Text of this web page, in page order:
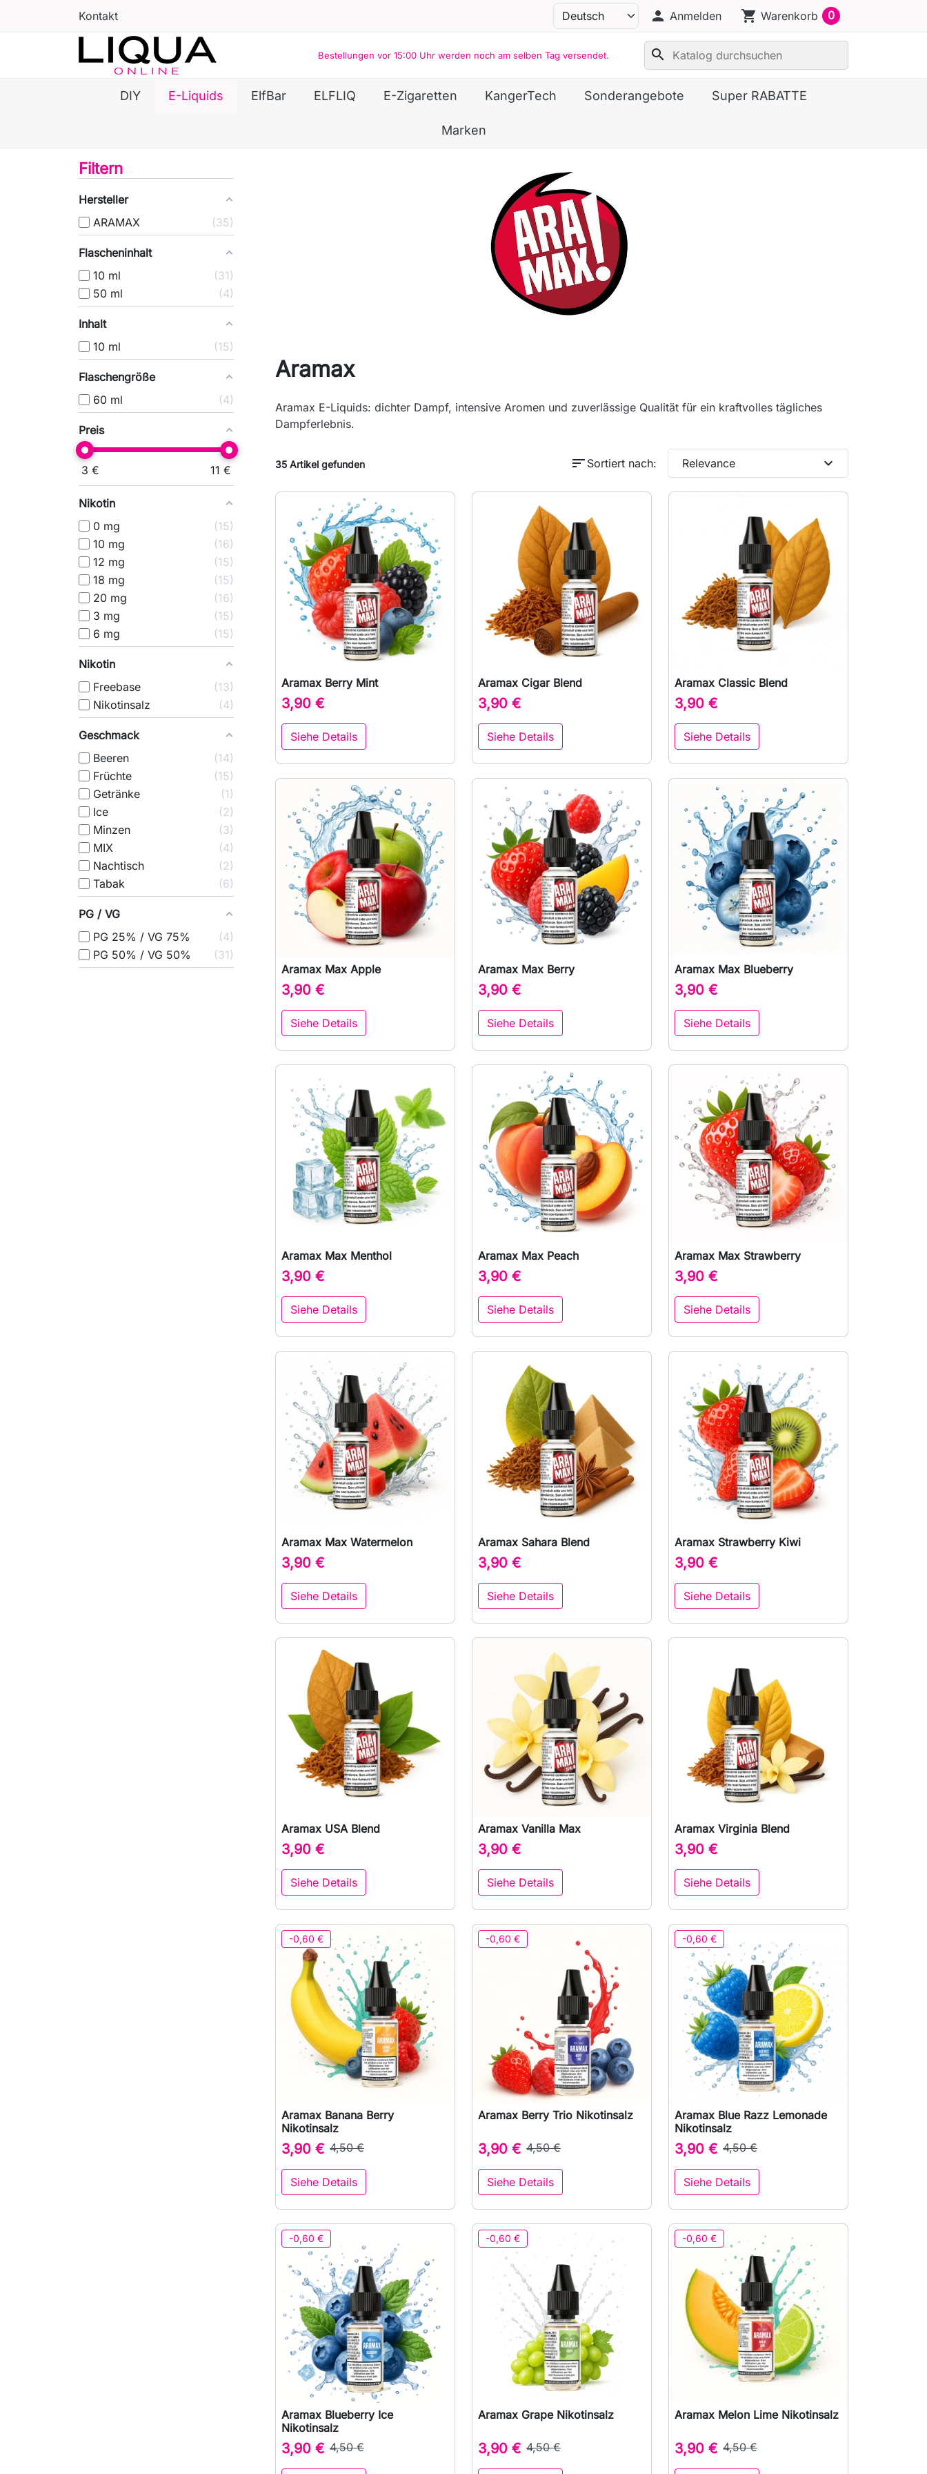
Kontakt person Anmelden shopping_cart Warenkorb 0
Bestellungen vor 15:00 Uhr werden noch am selben Tag versendet. search
DIY E-Liquids ElfBar ELFLIQ E-Zigaretten KangerTech Sonderangebote Super RABATTE
Marken
Filtern
Hersteller
ARAMAX
35
Flascheninhalt
10 ml
31
50 ml
4
Inhalt
10 ml
15
Flaschengröße
60 ml
4
Preis
3 € 11 €
Nikotin
0 mg
15
10 mg
16
12 mg
15
18 mg
15
20 mg
16
3 mg
15
6 mg
15
Nikotin
Freebase
13
Nikotinsalz
4
Geschmack
Beeren
14
Früchte
15
Getränke
1
Ice
2
Minzen
3
MIX
4
Nachtisch
2
Tabak
6
PG / VG
PG 25% / VG 75%
4
PG 50% / VG 50%
31
Aramax
Aramax E-Liquids: dichter Dampf, intensive Aromen und zuverlässige Qualität für ein kraftvolles tägliches
Dampferlebnis.
35 Artikel gefunden sort Sortiert nach: Relevance expand_more
 Vorschau
Aramax Berry Mint
3,90 €
Siehe Details
 Vorschau
Aramax Cigar Blend
3,90 €
Siehe Details
 Vorschau
Aramax Classic Blend
3,90 €
Siehe Details
 Vorschau
Aramax Max Apple
3,90 €
Siehe Details
 Vorschau
Aramax Max Berry
3,90 €
Siehe Details
 Vorschau
Aramax Max Blueberry
3,90 €
Siehe Details
 Vorschau
Aramax Max Menthol
3,90 €
Siehe Details
 Vorschau
Aramax Max Peach
3,90 €
Siehe Details
 Vorschau
Aramax Max Strawberry
3,90 €
Siehe Details
 Vorschau
Aramax Max Watermelon
3,90 €
Siehe Details
 Vorschau
Aramax Sahara Blend
3,90 €
Siehe Details
 Vorschau
Aramax Strawberry Kiwi
3,90 €
Siehe Details
 Vorschau
Aramax USA Blend
3,90 €
Siehe Details
 Vorschau
Aramax Vanilla Max
3,90 €
Siehe Details
 Vorschau
Aramax Virginia Blend
3,90 €
Siehe Details
-0,60 €
 Vorschau
Aramax Banana Berry
Nikotinsalz
3,90 € 4,50 €
Siehe Details
-0,60 €
 Vorschau
Aramax Berry Trio Nikotinsalz
3,90 € 4,50 €
Siehe Details
-0,60 €
 Vorschau
Aramax Blue Razz Lemonade
Nikotinsalz
3,90 € 4,50 €
Siehe Details
-0,60 €
 Vorschau
Aramax Blueberry Ice
Nikotinsalz
3,90 € 4,50 €
-0,60 €
 Vorschau
Aramax Grape Nikotinsalz
3,90 € 4,50 €
-0,60 €
 Vorschau
Aramax Melon Lime Nikotinsalz
3,90 € 4,50 €